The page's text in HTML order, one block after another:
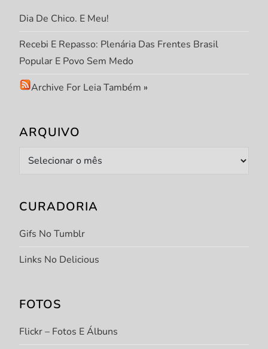
Dia De Chico. E Meu!
Recebi E Repasso: Plenária Das Frentes Brasil
Popular E Povo Sem Medo
Archive For Leia Também »
ARQUIVO
Arquivo
CURADORIA
Gifs No Tumblr
Links No Delicious
FOTOS
Flickr – Fotos E Álbuns